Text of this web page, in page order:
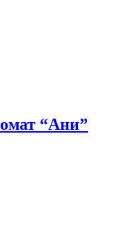
“Ани”